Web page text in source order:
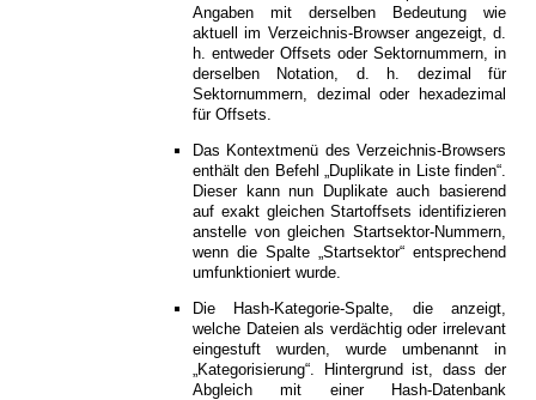
Angaben mit derselben Bedeutung wie
aktuell im Verzeichnis-Browser angezeigt, d.
h. entweder Offsets oder Sektornummern, in
derselben Notation, d. h. dezimal für
Sektornummern, dezimal oder hexadezimal
für Offsets.
Das Kontextmenü des Verzeichnis-Browsers
enthält den Befehl „Duplikate in Liste finden“.
Dieser kann nun Duplikate auch basierend
auf exakt gleichen Startoffsets identifizieren
anstelle von gleichen Startsektor-Nummern,
wenn die Spalte „Startsektor“ entsprechend
umfunktioniert wurde.
Die Hash-Kategorie-Spalte, die anzeigt,
welche Dateien als verdächtig oder irrelevant
eingestuft wurden, wurde umbenannt in
„Kategorisierung“. Hintergrund ist, dass der
Abgleich mit einer Hash-Datenbank